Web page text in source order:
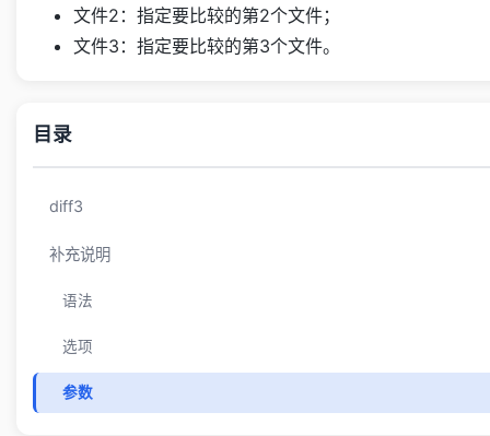
目录
diff3
补充说明
语法
选项
参数
文件2：指定要比较的第2个文件；
文件3：指定要比较的第3个文件。